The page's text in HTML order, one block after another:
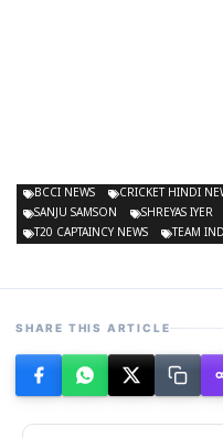
BCCI NEWS CRICKET HINDI
SANJU SAMSON
SHREYAS IYER
T20 CAPTAINCY NEWS
TEAM
SHARE THIS ARTICLE